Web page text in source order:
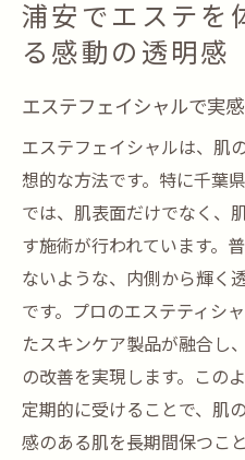
浦安でエステを
る感動の透明感
エステフェイシャルで実
エステフェイシャルは、肌
想的な方法です。特に千葉
では、肌表面だけでなく、
す施術が行われています。
ないような、内側から輝く
です。プロのエステティシ
たスキンケア製品が融合し
の改善を実現します。この
定期的に受けることで、肌
感のある肌を長期間保つこ